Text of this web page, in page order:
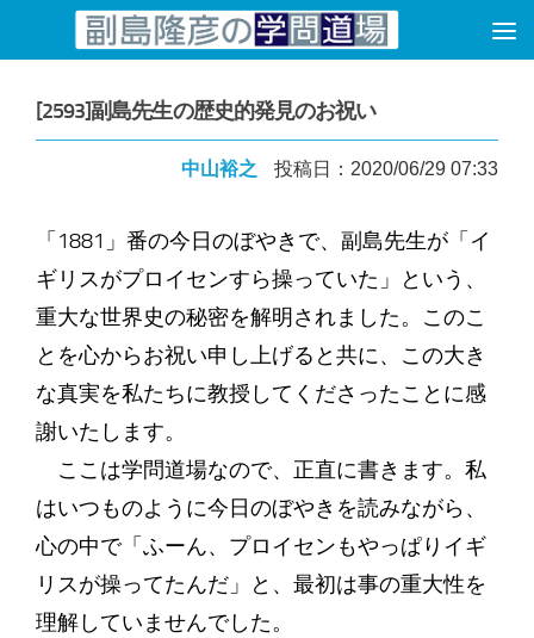
コンテンツへスキップ
[2593]副島先生の歴史的発見のお祝い
中山裕之 投稿日：2020/06/29 07:33
「1881」番の今日のぼやきで、副島先生が「イ
ギリスがプロイセンすら操っていた」という、
重大な世界史の秘密を解明されました。このこ
とを心からお祝い申し上げると共に、この大き
な真実を私たちに教授してくださったことに感
謝いたします。
ここは学問道場なので、正直に書きます。私
はいつものように今日のぼやきを読みながら、
心の中で「ふーん、プロイセンもやっぱりイギ
リスが操ってたんだ」と、最初は事の重大性を
理解していませんでした。